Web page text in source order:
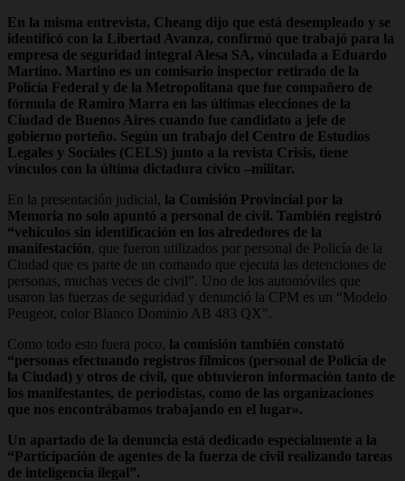
En la misma entrevista, Cheang dijo que está desempleado y se
identificó con la Libertad Avanza, confirmó que trabajó para la
empresa de seguridad integral Alesa SA, vinculada a Eduardo
Martino. Martino es un comisario inspector retirado de la
Policía Federal y de la Metropolitana que fue compañero de
fórmula de Ramiro Marra en las últimas elecciones de la
Ciudad de Buenos Aires cuando fue candidato a jefe de
gobierno porteño. Según un trabajo del Centro de Estudios
Legales y Sociales (CELS) junto a la revista Crisis, tiene
vínculos con la última dictadura cívico –militar.
En la presentación judicial, la Comisión Provincial por la
Memoria no solo apuntó a personal de civil. También registró
“vehículos sin identificación en los alrededores de la
manifestación, que fueron utilizados por personal de Policía de la
Ciudad que es parte de un comando que ejecuta las detenciones de
personas, muchas veces de civil”. Uno de los automóviles que
usaron las fuerzas de seguridad y denunció la CPM es un “Modelo
Peugeot, color Blanco Dominio AB 483 QX”.
Como todo esto fuera poco, la comisión también constató
“personas efectuando registros fílmicos (personal de Policía de
la Ciudad) y otros de civil, que obtuvieron información tanto de
los manifestantes, de periodistas, como de las organizaciones
que nos encontrábamos trabajando en el lugar».
Un apartado de la denuncia está dedicado especialmente a la
“Participación de agentes de la fuerza de civil realizando tareas
de inteligencia ilegal”.